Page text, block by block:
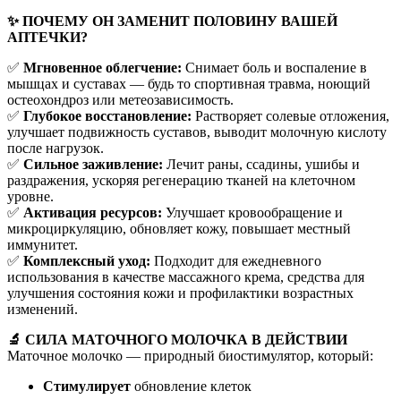
✨ ПОЧЕМУ ОН ЗАМЕНИТ ПОЛОВИНУ ВАШЕЙ
АПТЕЧКИ?
✅ Мгновенное облегчение: Снимает боль и воспаление в
мышцах и суставах — будь то спортивная травма, ноющий
остеохондроз или метеозависимость.
✅ Глубокое восстановление: Растворяет солевые отложения,
улучшает подвижность суставов, выводит молочную кислоту
после нагрузок.
✅ Сильное заживление: Лечит раны, ссадины, ушибы и
раздражения, ускоряя регенерацию тканей на клеточном
уровне.
✅ Активация ресурсов: Улучшает кровообращение и
микроциркуляцию, обновляет кожу, повышает местный
иммунитет.
✅ Комплексный уход: Подходит для ежедневного
использования в качестве массажного крема, средства для
улучшения состояния кожи и профилактики возрастных
изменений.
🔬 СИЛА МАТОЧНОГО МОЛОЧКА В ДЕЙСТВИИ
Маточное молочко — природный биостимулятор, который:
Стимулирует обновление клеток